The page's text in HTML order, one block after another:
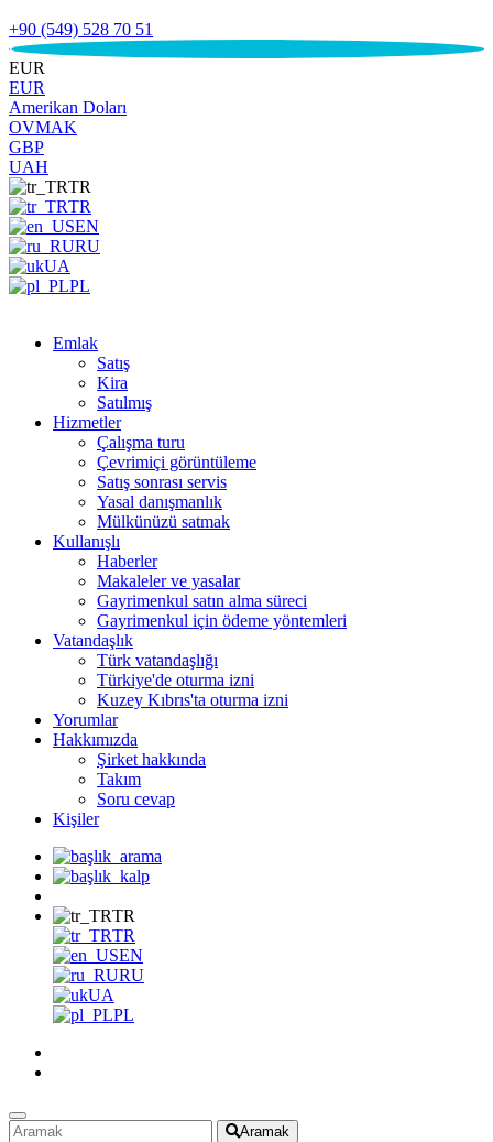
+90 (549) 528 70 51
€
EUR
EUR
Amerikan Doları
OVMAK
GBP
UAH
TR
TR
EN
RU
UA
PL
Emlak
Satış
Kira
Satılmış
Hizmetler
Çalışma turu
Çevrimiçi görüntüleme
Satış sonrası servis
Yasal danışmanlık
Mülkünüzü satmak
Kullanışlı
Haberler
Makaleler ve yasalar
Gayrimenkul satın alma süreci
Gayrimenkul için ödeme yöntemleri
Vatandaşlık
Türk vatandaşlığı
Türkiye'de oturma izni
Kuzey Kıbrıs'ta oturma izni
Yorumlar
Hakkımızda
Şirket hakkında
Takım
Soru cevap
Kişiler
TR
TR
EN
RU
UA
PL
Aramak